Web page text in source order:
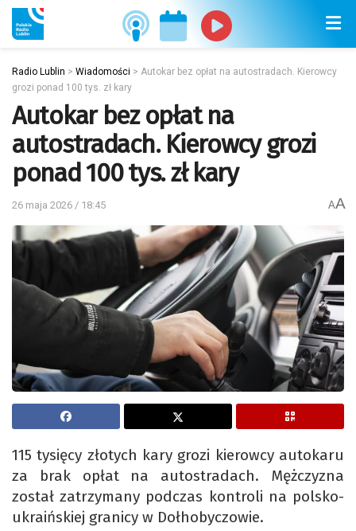
Radio Lublin > Wiadomości > Autokar bez opłat na autostradach. Kierowcy
grozi ponad 100 tys. zł kary
Autokar bez opłat na
autostradach. Kierowcy grozi
ponad 100 tys. zł kary
26 maja 2026 / 18:45 AA
115 tysięcy złotych kary grozi kierowcy autokaru
za brak opłat na autostradach. Mężczyzna
został zatrzymany podczas kontroli na polsko-
ukraińskiej granicy w Dołhobyczowie.